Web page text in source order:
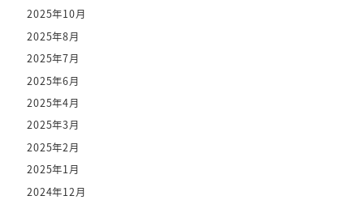
2025年10月
2025年8月
2025年7月
2025年6月
2025年4月
2025年3月
2025年2月
2025年1月
2024年12月